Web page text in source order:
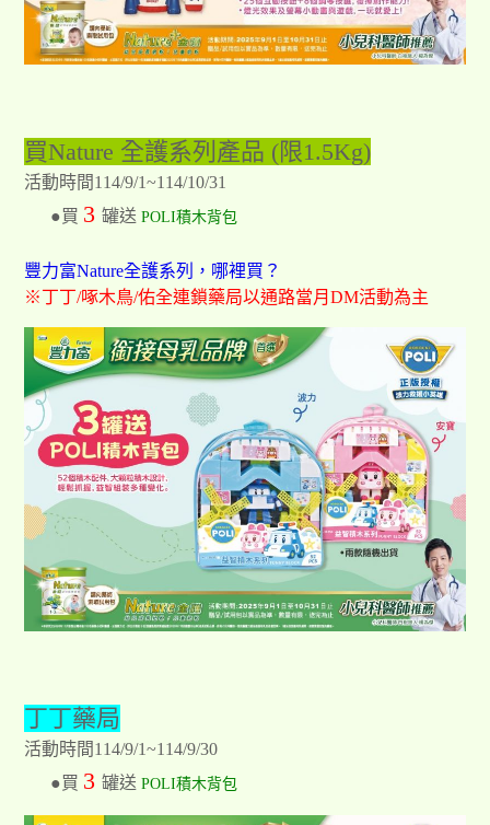
買Nature 全護系列產品 (限1.5Kg)
活動時間114/9/1~114/10/31
●買 3罐送POLI積木背包
豐力富Nature全護系列，哪裡買？
※丁丁/啄木鳥/佑全連鎖藥局以通路當月DM活動為主
丁丁藥局
活動時間114/9/1~114/9/30
●買 3罐送POLI積木背包